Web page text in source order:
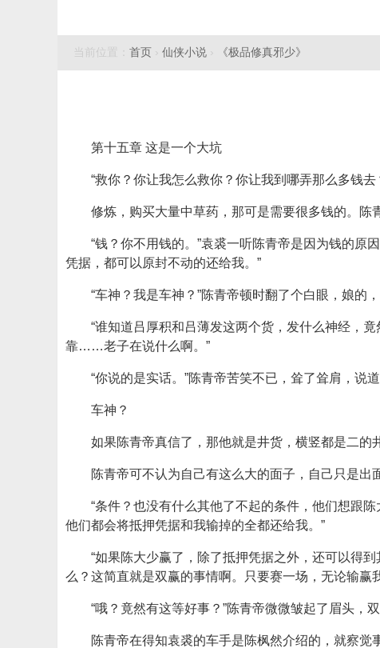
当前位置： 首页 › 仙侠小说 › 《极品修真邪少》
第十五章 这是一个大坑
“救你？你让我怎么救你？你让我到哪弄那么多钱
修炼，购买大量中草药，那可是需要很多钱的。陈
“钱？你不用钱的。”袁裘一听陈青帝是因为钱的原
凭据，都可以原封不动的还给我。”
“车神？我是车神？”陈青帝顿时翻了个白眼，娘的
“谁知道吕厚积和吕薄发这两个货，发什么神经，
靠……老子在说什么啊。”
“你说的是实话。”陈青帝苦笑不已，耸了耸肩，说
车神？
如果陈青帝真信了，那他就是井货，横竖都是二的
陈青帝可不认为自己有这么大的面子，自己只是出
“条件？也没有什么其他了不起的条件，他们想跟
他们都会将抵押凭据和我输掉的全都还给我。”
“如果陈大少赢了，除了抵押凭据之外，还可以得
么？这简直就是双赢的事情啊。只要赛一场，无论输赢
“哦？竟然有这等好事？”陈青帝微微皱起了眉头，
陈青帝在得知袁裘的车手是陈枫然介绍的，就察觉